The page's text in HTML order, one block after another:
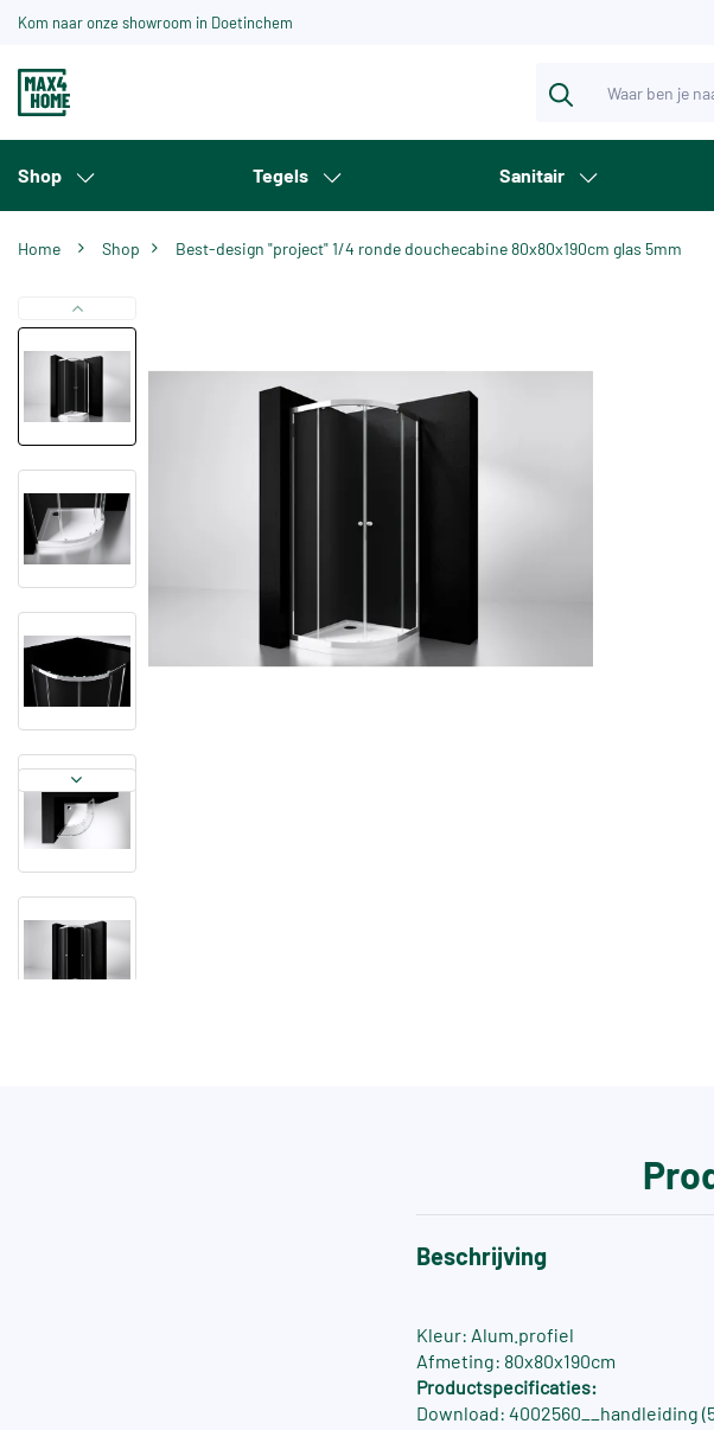
Kom naar onze showroom in Doetinchem
Shop Tegels Sanitair
Home Shop Best-design "project" 1/4 ronde douchecabine 80x80x190cm glas 5mm
Beschrijving
Kleur: Alum.profiel
Afmeting: 80x80x190cm
Productspecificaties:
Download: 4002560__handleiding